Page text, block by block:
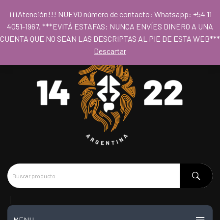
- Horario 09hs a 18hs
¡¡¡Atención!!! NUEVO número de contacto: Whatsapp: +54 11
4051-1967. ***EVITÁ ESTAFAS: NUNCA ENVÍES DINERO A UNA
CUENTA QUE NO SEAN LAS DESCRIPTAS AL PIE DE ESTA WEB***
Descartar